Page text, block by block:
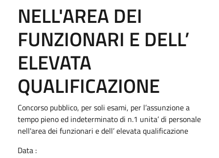
NELL'AREA DEI
FUNZIONARI E DELL’
ELEVATA
QUALIFICAZIONE
Concorso pubblico, per soli esami, per l’assunzione a
tempo pieno ed indeterminato di n.1 unita’ di personale
nell'area dei funzionari e dell’ elevata qualificazione
Data :